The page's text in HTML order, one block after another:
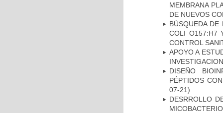
MEMBRANA
DE NUEVOS
BÚSQUEDA DE
COLI O157:H7
CONTROL
APOYO A
DISEÑO
PÉPTIDOS
07-21)
DESRROLLO